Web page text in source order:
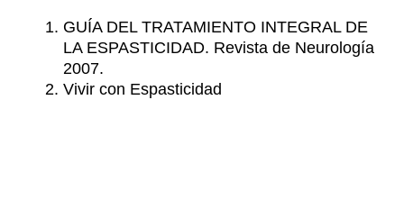
GUÍA DEL TRATAMIENTO INTEGRAL DE
LA ESPASTICIDAD. Revista de Neurología
2007.
Vivir con Espasticidad